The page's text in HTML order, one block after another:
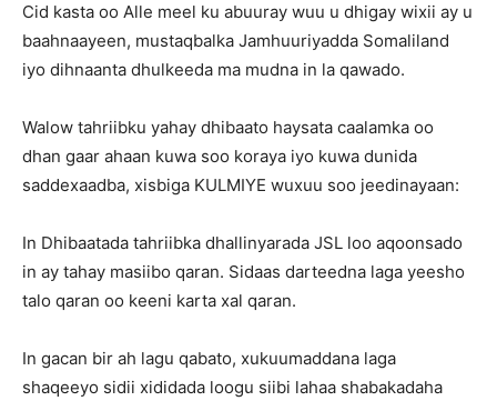
Cid kasta oo Alle meel ku abuuray wuu u dhigay wixii ay u
baahnaayeen, mustaqbalka Jamhuuriyadda Somaliland
iyo dihnaanta dhulkeeda ma mudna in la qawado.
Walow tahriibku yahay dhibaato haysata caalamka oo
dhan gaar ahaan kuwa soo koraya iyo kuwa dunida
saddexaadba, xisbiga KULMIYE wuxuu soo jeedinayaan:
In Dhibaatada tahriibka dhallinyarada JSL loo aqoonsado
in ay tahay masiibo qaran. Sidaas darteedna laga yeesho
talo qaran oo keeni karta xal qaran.
In gacan bir ah lagu qabato, xukuumaddana laga
shaqeeyo sidii xididada loogu siibi lahaa shabakadaha